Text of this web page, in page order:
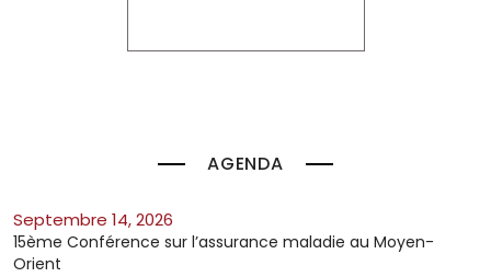
AGENDA
septembre 14, 2026
15ème Conférence sur l’assurance maladie au Moyen-
Orient